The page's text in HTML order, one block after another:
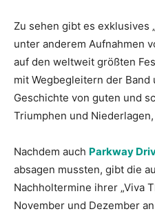
Zu sehen gibt es exklusives
unter anderem Aufnahmen
auf den weltweit größten
mit Wegbegleitern der Band
Geschichte von guten und
Triumphen und
Nachdem auch Parkway
absagen mussten, gibt die
Nachholtermine ihrer „Viva
November und Dezember